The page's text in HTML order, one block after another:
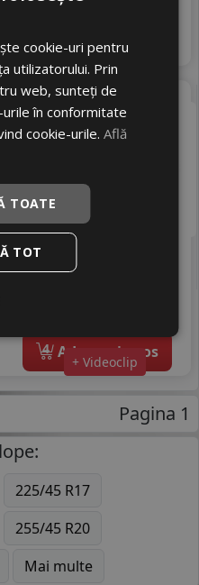
+ Videoclip
4 Adauga in cos
+ Videoclip
4 Adauga in cos
Pagina 1
225/45 R17
255/45 R20
Mai multe
cookie-uri pentru
utilizatorului. Prin
web, sunteți de
în conformitate
cookie-urile.Află
TOATE
TOT